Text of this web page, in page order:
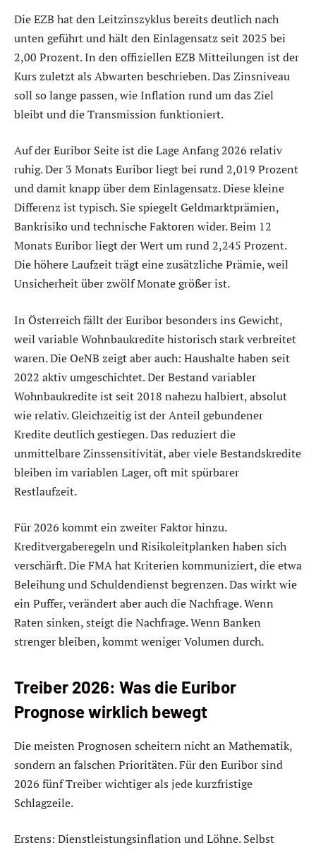
Die EZB hat den Leitzinszyklus bereits deutlich nach
unten geführt und hält den Einlagensatz seit 2025 bei
2,00 Prozent. In den offiziellen EZB Mitteilungen ist der
Kurs zuletzt als Abwarten beschrieben. Das Zinsniveau
soll so lange passen, wie Inflation rund um das Ziel
bleibt und die Transmission funktioniert.
Auf der Euribor Seite ist die Lage Anfang 2026 relativ
ruhig. Der 3 Monats Euribor liegt bei rund 2,019 Prozent
und damit knapp über dem Einlagensatz. Diese kleine
Differenz ist typisch. Sie spiegelt Geldmarktprämien,
Bankrisiko und technische Faktoren wider. Beim 12
Monats Euribor liegt der Wert um rund 2,245 Prozent.
Die höhere Laufzeit trägt eine zusätzliche Prämie, weil
Unsicherheit über zwölf Monate größer ist.
In Österreich fällt der Euribor besonders ins Gewicht,
weil variable Wohnbaukredite historisch stark verbreitet
waren. Die OeNB zeigt aber auch: Haushalte haben seit
2022 aktiv umgeschichtet. Der Bestand variabler
Wohnbaukredite ist seit 2018 nahezu halbiert, absolut
wie relativ. Gleichzeitig ist der Anteil gebundener
Kredite deutlich gestiegen. Das reduziert die
unmittelbare Zinssensitivität, aber viele Bestandskredite
bleiben im variablen Lager, oft mit spürbarer
Restlaufzeit.
Für 2026 kommt ein zweiter Faktor hinzu.
Kreditvergaberegeln und Risikoleitplanken haben sich
verschärft. Die FMA hat Kriterien kommuniziert, die etwa
Beleihung und Schuldendienst begrenzen. Das wirkt wie
ein Puffer, verändert aber auch die Nachfrage. Wenn
Raten sinken, steigt die Nachfrage. Wenn Banken
strenger bleiben, kommt weniger Volumen durch.
Treiber 2026: Was die Euribor
Prognose wirklich bewegt
Die meisten Prognosen scheitern nicht an Mathematik,
sondern an falschen Prioritäten. Für den Euribor sind
2026 fünf Treiber wichtiger als jede kurzfristige
Schlagzeile.
Erstens: Dienstleistungsinflation und Löhne. Selbst